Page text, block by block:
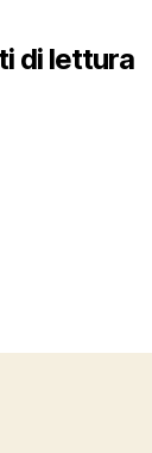
di lettura